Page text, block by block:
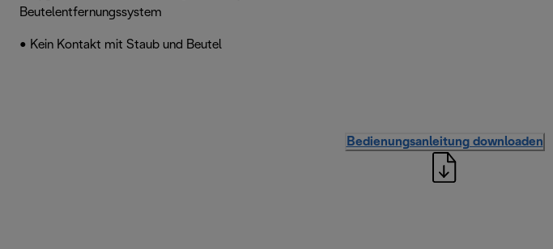
Beutelentfernungssystem
• Kein Kontakt mit Staub und Beutel
Bedienungsanleitung downloaden